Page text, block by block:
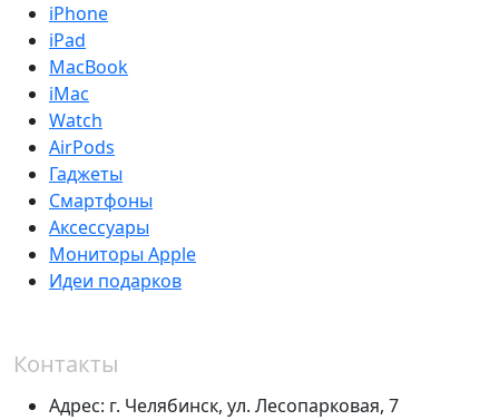
iPhone
iPad
MacBook
iMac
Watch
AirPods
Гаджеты
Смартфоны
Аксессуары
Мониторы Apple
Идеи подарков
Контакты
Адрес: г. Челябинск, ул. Лесопарковая, 7